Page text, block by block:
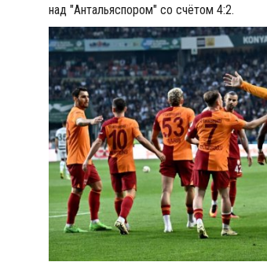
над "Антальяспором" со счётом 4:2.